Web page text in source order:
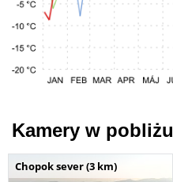
Kamery w pobliżu
Chopok sever (3 km)